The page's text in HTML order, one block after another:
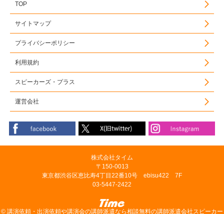
TOP
サイトマップ
プライバシーポリシー
利用規約
スピーカーズ・プラス
運営会社
株式会社タイム
〒150-0013
東京都渋谷区恵比寿4丁目22番10号 ebisu422 7F
03-5447-2422
© 講演依頼・出演依頼や講演会の講師派遣なら相談無料の講師派遣会社スピーカー